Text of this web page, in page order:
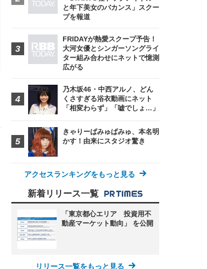
と年下美女のバカンス」スクー
プを報道
FRIDAYが熱愛スクープ予告！
大河女優とシンガーソングライ
ター組み合わせにネットで憶測
広がる
乃木坂46・中西アルノ、どん
くさすぎる浴衣動画にネット
「相変わらず」「嘘でしょ…」
きゃりーぱみゅぱみゅ、本名明
かす！由来にスタジオ驚き
アクセスランキングをもっと見る
新着リリース一覧
「東京都心エリア 投資用不
動産マーケット動向」 を公開
リリース一覧をもっと見る